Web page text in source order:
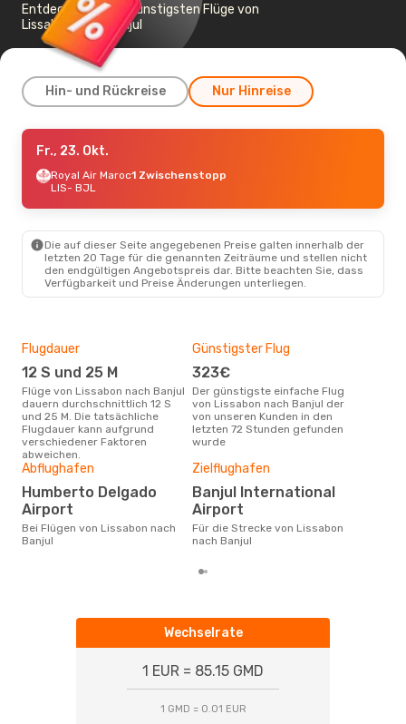
Entdecken Sie die günstigsten Flüge von
Lissabon nach Banjul
Hin- und Rückreise Nur Hinreise
Do., 10. Sept.
Vueling1 Zwischenstopp
LIS- BJL
BJL- LIS
Fr., 23. Okt.
Royal Air Maroc1 Zwischenstopp
LIS- BJL
Die auf dieser Seite angegebenen Preise galten innerhalb der
letzten 20 Tage für die genannten Zeiträume und stellen nicht
den endgültigen Angebotspreis dar. Bitte beachten Sie, dass
Verfügbarkeit und Preise Änderungen unterliegen.
Flugdauer
12 S und 25 M
Flüge von Lissabon nach Banjul
dauern durchschnittlich 12 S
und 25 M. Die tatsächliche
Flugdauer kann aufgrund
verschiedener Faktoren
abweichen.
Günstigster Flug
323€
Der günstigste einfache Flug
von Lissabon nach Banjul der
von unseren Kunden in den
letzten 72 Stunden gefunden
wurde
Abflughafen
Humberto Delgado
Airport
Bei Flügen von Lissabon nach
Banjul
Zielflughafen
Banjul International
Airport
Für die Strecke von Lissabon
nach Banjul
Wechselrate
1 EUR = 85.15 GMD
1 GMD = 0.01 EUR